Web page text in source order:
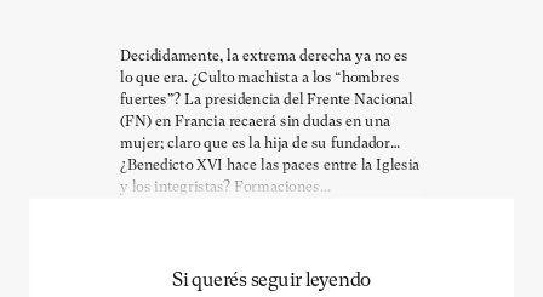
Decididamente, la extrema derecha ya no es
lo que era. ¿Culto machista a los “hombres
fuertes”? La presidencia del Frente Nacional
(FN) en Francia recaerá sin dudas en una
mujer; claro que es la hija de su fundador…
¿Benedicto XVI hace las paces entre la Iglesia
y los integristas? Formaciones...
Si querés seguir leyendo